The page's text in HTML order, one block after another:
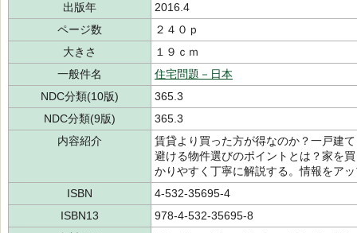
出版年
2016.4
ページ数
２４０ｐ
大きさ
１９ｃｍ
一般件名
住宅問題－日本
NDC分類(10版)
365.3
NDC分類(9版)
365.3
内容紹介
賃貸より買った方が得なのか？一戸建
避ける物件選びのポイントとは？家を
かりやすく丁寧に解説する。情報をア
ISBN
4-532-35695-4
ISBN13
978-4-532-35695-8